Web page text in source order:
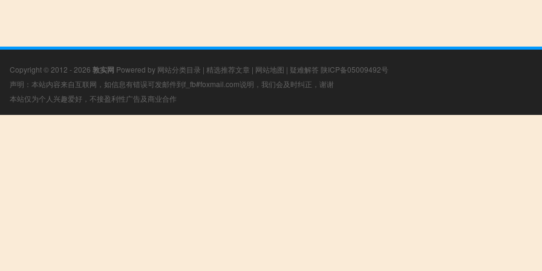
Copyright © 2012 - 2026 敦实网 Powered by 网站分类目录 | 精选推荐文章 | 网站地图 | 疑难解答 陕ICP备05009492号
声明：本站内容来自互联网，如信息有错误可发邮件到f_fb#foxmail.com说明，我们会及时纠正，谢谢
本站仅为个人兴趣爱好，不接盈利性广告及商业合作